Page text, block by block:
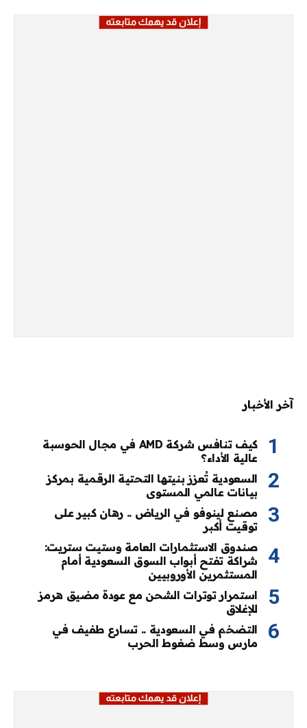
آخر الأخبار
كيف تنافس شركة AMD في مجال الحوسبة
عالية الأداء؟
السعودية تُعزز بنيتها التحتية الرقمية بمركز
بيانات عالمي المستوى
مصنع لينوفو في الرياض .. رهان كبير على
توقيت أكبر
صندوق الاستثمارات العامة وستيت ستريت:
شراكة تفتح أبواب السوق السعودية أمام
المستثمرين الأوروبيين
استمرار توترات الشحن مع عودة مضيق هرمز
للإغلاق
التضخم في السعودية .. تسارع طفيف في
مارس وسط ضغوط الحرب